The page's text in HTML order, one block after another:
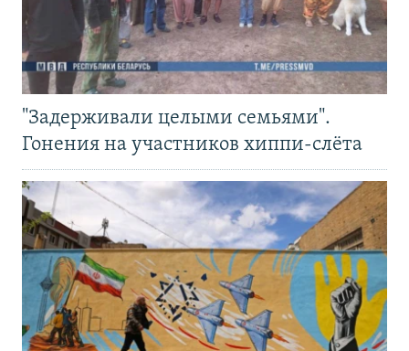
"Задерживали целыми семьями".
Гонения на участников хиппи-слёта